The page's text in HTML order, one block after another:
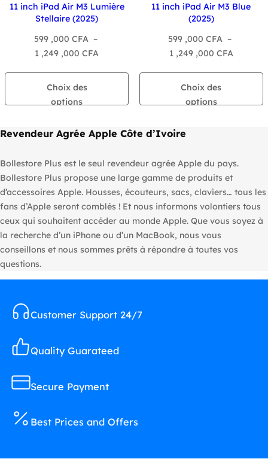
11 inch iPad Air M3 Lumière
Stellaire (2025)
599 ,000 CFA –
1 ,249 ,000CFA
1
,000 CFA
Choix des
options
11 inch iPad Air M3 Blue
(2025)
599 ,000CFA –
1 ,249 ,000 CFAPlage
,000
Choix des
options
Revendeur Agrée Apple Côte d’Ivoire
Bollestore Plus est le seul revendeur agrée Apple du pays.
Bollestore Plus propose une large gamme de produits et
d’accessoires Apple. Housses, écouteurs, sacs, claviers… tous les
fans d’Apple seront comblés ! Et nous informons volontiers tous
ceux qui souhaitent accéder au monde Apple. Que vous soyez à
la recherche d’un iPhone ou d’un MacBook, nous vous
conseillons et nous sommes prêts à répondre à toutes vos
questions.
Customer Support 24/7
Quality Guarateed
Secure Payment
Best Prices and Offers